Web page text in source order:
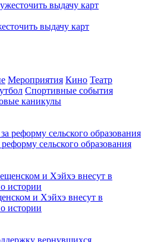
выдачу карт
Мероприятия Кино Театр
Спортивные события
каникулы
сельского образования
и Хэйхэ внесут в
истории